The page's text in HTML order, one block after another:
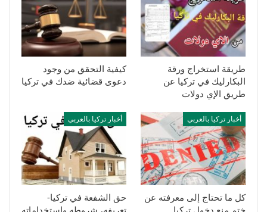
طريقة استخراج ورقة
البكارليك في تركيا عن
طريق الإي دولات
كيفية التحقق من وجود
دعوى قضائية ضدك في تركيا
أخبار تركيا بالعربي
كل ما تحتاج إلى معرفته عن
أخبار تركيا بالعربي
حق الشفعة في تركيا-